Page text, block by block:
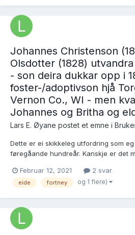
Johannes Christenson
Olsdotter (1828)
- son deira dukkar opp i
foster-/adoptivson hjå
Vernon Co., WI - men
Johannes og Britha og
Lars E. Øyane postet et emne i
Dette er ei skikkeleg utfordring som
føregåande hundreår. Kanskje er det
Johannes Christenson Eide, frå
døypt 23.7.1809...
Februar 12, 2021 2 svar
eide fortney og 1 flere)